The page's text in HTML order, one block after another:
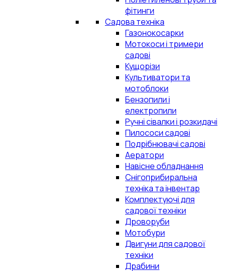
фітинги
Садова техніка
Газонокосарки
Мотокоси і тримери
садові
Кущорізи
Культиватори та
мотоблоки
Бензопили і
електропили
Ручні сівалки і розкидачі
Пилососи садові
Подрібнювачі садові
Аератори
Навісне обладнання
Снігоприбиральна
техніка та інвентар
Комплектуючі для
садової техніки
Дроворуби
Мотобури
Двигуни для садової
техніки
Драбини